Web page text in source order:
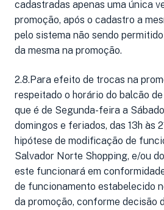
cadastradas apenas uma única
promoção, após o cadastro a
pelo sistema não sendo
da mesma na promoção.
2.8.Para efeito de trocas na
respeitado o horário do balcão
que é de Segunda-feira a
domingos e feriados, das 13h às
hipótese de modificação de
Salvador Norte Shopping, e/ou
este funcionará em
de funcionamento estabelecido
da promoção, conforme decisão